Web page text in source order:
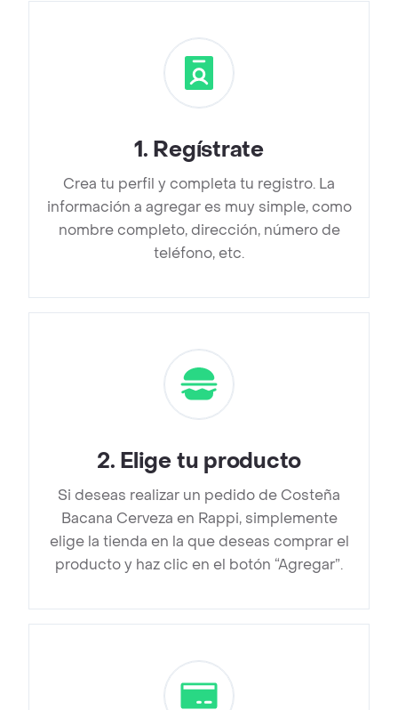
1. Regístrate
Crea tu perfil y completa tu registro. La
información a agregar es muy simple, como
nombre completo, dirección, número de
teléfono, etc.
2. Elige tu producto
Si deseas realizar un pedido de Costeña
Bacana Cerveza en Rappi, simplemente
elige la tienda en la que deseas comprar el
producto y haz clic en el botón “Agregar”.